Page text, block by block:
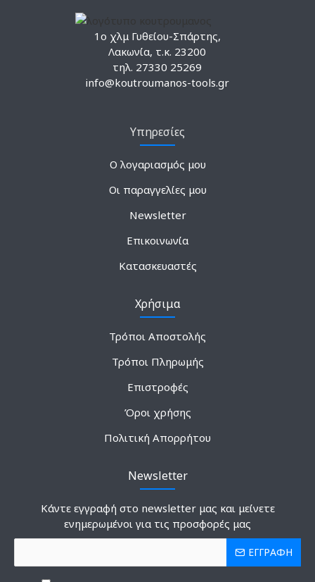
1ο χλμ Γυθείου-Σπάρτης,
Λακωνία, τ.κ. 23200
τηλ. 27330 25269
info@koutroumanos-tools.gr
Υπηρεσίες
Ο λογαριασμός μου
Οι παραγγελίες μου
Newsletter
Επικοινωνία
Κατασκευαστές
Χρήσιμα
Τρόποι Αποστολής
Τρόποι Πληρωμής
Επιστροφές
Όροι χρήσης
Πολιτική Απορρήτου
Newsletter
Κάντε εγγραφή στο newsletter μας και μείνετε
ενημερωμένοι για τις προσφορές μας
ΕΓΓΡΑΦΗ